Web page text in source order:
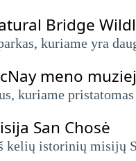
Bridge
kuriame yra
meno
kuriame
San Chosė
kelių istorinių misijų